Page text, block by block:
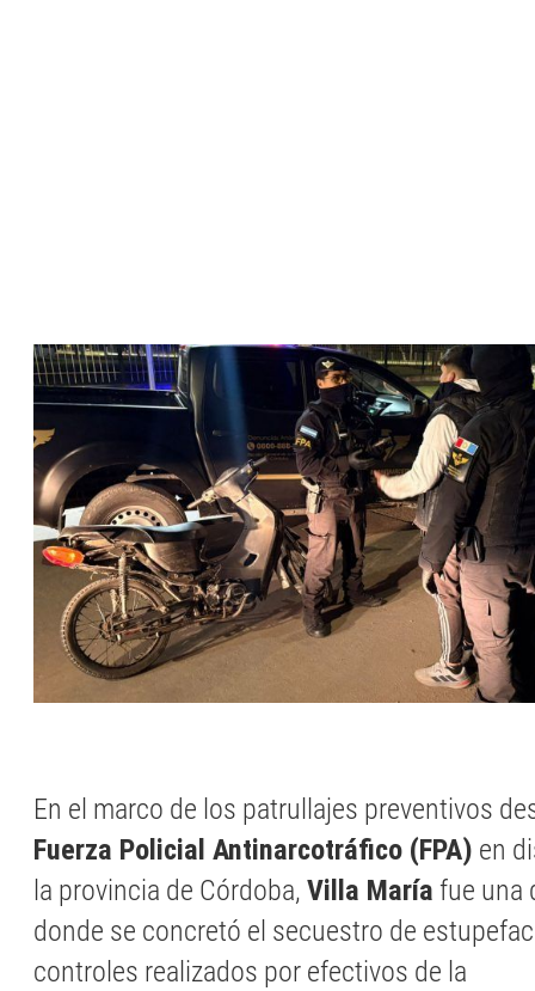
En el marco de los patrullajes preventivos
Fuerza Policial Antinarcotráfico (FPA) en
la provincia de Córdoba,Villa María fue una
donde se concretó el secuestro de
controles realizados por efectivos de la